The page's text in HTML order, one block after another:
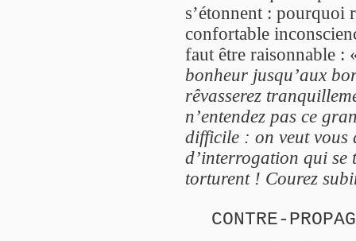
s’étonnent : pourquoi
confortable
faut être raisonnable :
bonheur jusqu’aux
rêvasserez
n’entendez pas ce
difficile : on veut vous
d’interrogation qui se
torturent ! Courez
CONTRE-